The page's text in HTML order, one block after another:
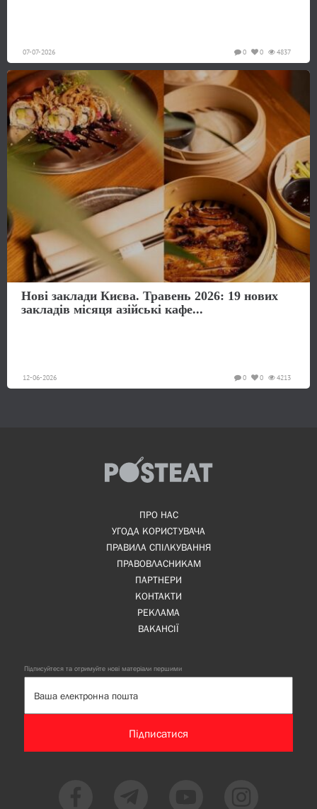
07-07-2026 4837
0
0
Нові заклади Києва. Травень 2026: 19 нових
закладів місяця азійські кафе...
12-06-2026 4213
0
0
ПРО НАС
УГОДА КОРИСТУВАЧА
ПРАВИЛА СПІЛКУВАННЯ
ПРАВОВЛАСНИКАМ
ПАРТНЕРИ
КОНТАКТИ
РЕКЛАМА
ВАКАНСІЇ
Підписуйтеся та отримуйте нові матеріали першими
Підписатися